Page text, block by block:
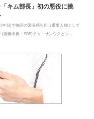
キム部長」初の悪役に挑
장)で物語の緊張感を担う重要人物として
画像出典：SBS)チュ・サンウクとソ...